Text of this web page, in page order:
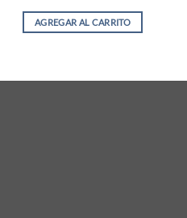
AGREGAR AL CARRITO